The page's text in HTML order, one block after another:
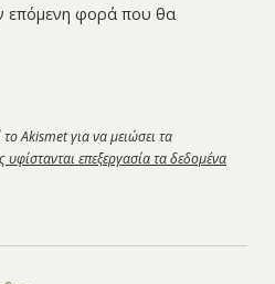
επόμενη φορά που θα
Akismet για να μειώσει τα
επεξεργασία τα δεδομένα